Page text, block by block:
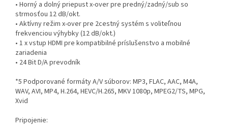
• Horný a dolný priepust x-over pre predný/zadný/sub so
strmosťou 12 dB/okt.
• Aktívny režim x-over pre 2cestný systém s voliteľnou
frekvenciou výhybky (12 dB/okt.)
• 1 x vstup HDMI pre kompatibilné príslušenstvo a mobilné
zariadenia
• 24 Bit D/A prevodník
*5 Podporované formáty A/V súborov: MP3, FLAC, AAC, M4A,
WAV, AVI, MP4, H.264, HEVC/H.265, MKV 1080p, MPEG2/TS, MPG,
Xvid
Pripojenie: